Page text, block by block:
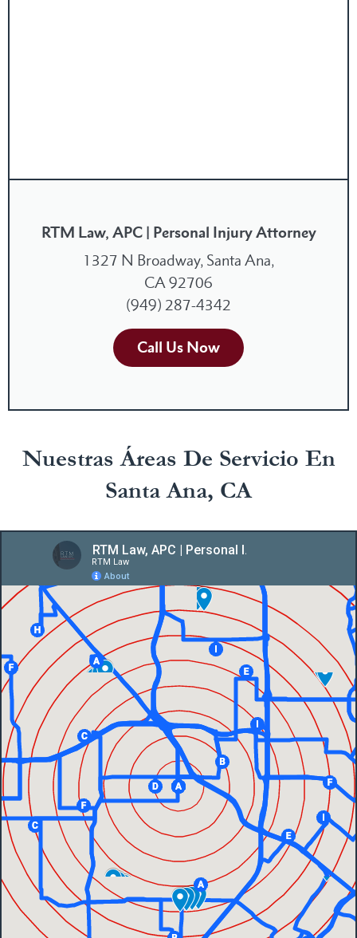
RTM Law, APC | Personal Injury Attorney
1327 N Broadway, Santa Ana,
CA 92706
(949) 287-4342
Call Us Now
Nuestras Áreas De Servicio En
Santa Ana, CA